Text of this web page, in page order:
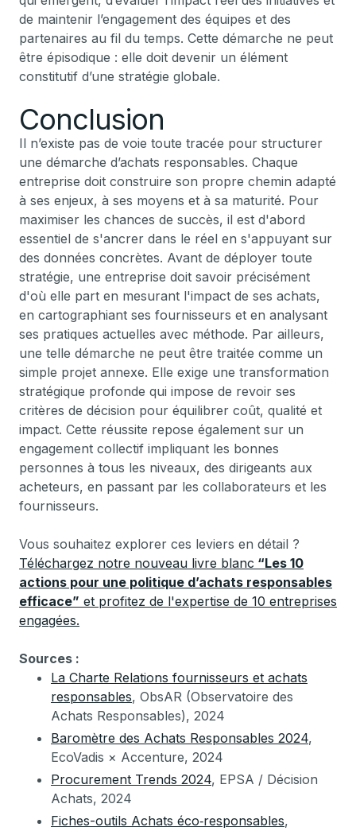
de maintenir l’engagement des équipes et des
partenaires au fil du temps. Cette démarche ne peut
être épisodique : elle doit devenir un élément
constitutif d’une stratégie globale.
Conclusion
Il n’existe pas de voie toute tracée pour structurer
une démarche d’achats responsables. Chaque
entreprise doit construire son propre chemin adapté
à ses enjeux, à ses moyens et à sa maturité. Pour
maximiser les chances de succès, il est d'abord
essentiel de s'ancrer dans le réel en s'appuyant sur
des données concrètes. Avant de déployer toute
stratégie, une entreprise doit savoir précisément
d'où elle part en mesurant l'impact de ses achats,
en cartographiant ses fournisseurs et en analysant
ses pratiques actuelles avec méthode. Par ailleurs,
une telle démarche ne peut être traitée comme un
simple projet annexe. Elle exige une transformation
stratégique profonde qui impose de revoir ses
critères de décision pour équilibrer coût, qualité et
impact. Cette réussite repose également sur un
engagement collectif impliquant les bonnes
personnes à tous les niveaux, des dirigeants aux
acheteurs, en passant par les collaborateurs et les
fournisseurs.
Vous souhaitez explorer ces leviers en détail ?
Téléchargez notre nouveau livre blanc “Les 10
actions pour une politique d’achats responsables
efficace” et profitez de l'expertise de 10 entreprises
engagées.
Sources :
La Charte Relations fournisseurs et achats
responsables, ObsAR (Observatoire des
Achats Responsables), 2024
Baromètre des Achats Responsables 2024,
EcoVadis × Accenture, 2024
Procurement Trends 2024, EPSA / Décision
Achats, 2024
Fiches-outils Achats éco‑responsables,